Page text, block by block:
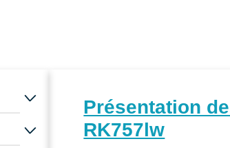
Présentation
RK757lw